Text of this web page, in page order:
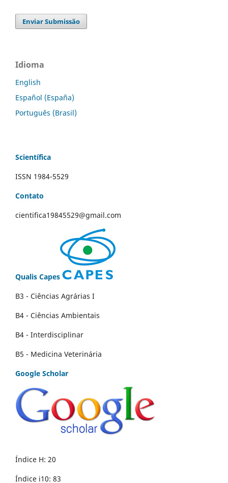
Enviar Submissão
Idioma
English
Español (España)
Português (Brasil)
Scientífica
ISSN 1984-5529
Contato
cientifica19845529@gmail.com
Qualis Capes
B3 - Ciências Agrárias I
B4 - Ciências Ambientais
B4 - Interdisciplinar
B5 - Medicina Veterinária
Google Scholar
Índice H: 20
Índice i10: 83